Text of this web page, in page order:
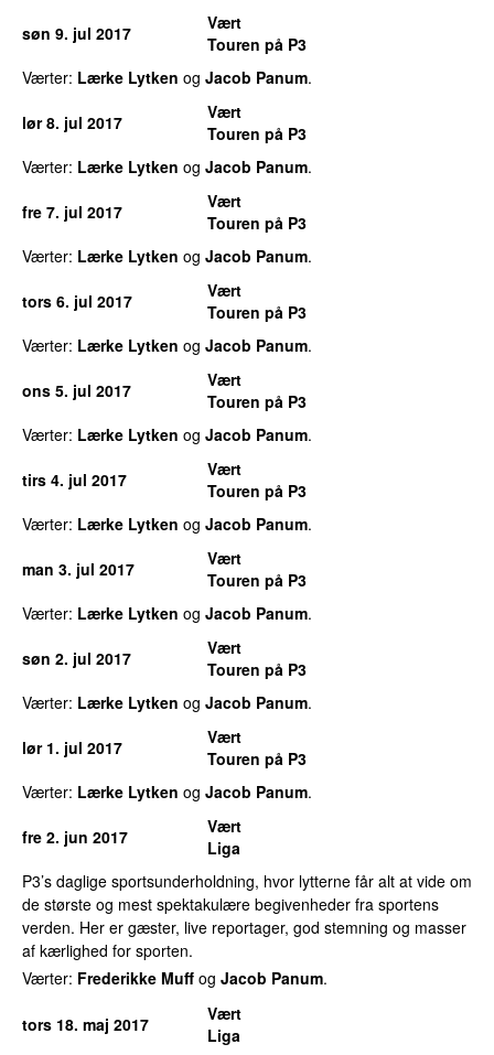
søn 9. jul 2017
Vært
Touren på P3
Værter: Lærke Lytken og Jacob Panum.
lør 8. jul 2017
Vært
Touren på P3
Værter: Lærke Lytken og Jacob Panum.
fre 7. jul 2017
Vært
Touren på P3
Værter: Lærke Lytken og Jacob Panum.
tors 6. jul 2017
Vært
Touren på P3
Værter: Lærke Lytken og Jacob Panum.
ons 5. jul 2017
Vært
Touren på P3
Værter: Lærke Lytken og Jacob Panum.
tirs 4. jul 2017
Vært
Touren på P3
Værter: Lærke Lytken og Jacob Panum.
man 3. jul 2017
Vært
Touren på P3
Værter: Lærke Lytken og Jacob Panum.
søn 2. jul 2017
Vært
Touren på P3
Værter: Lærke Lytken og Jacob Panum.
lør 1. jul 2017
Vært
Touren på P3
Værter: Lærke Lytken og Jacob Panum.
fre 2. jun 2017
Vært
Liga
P3’s daglige sportsunderholdning, hvor lytterne får alt at vide om
de største og mest spektakulære begivenheder fra sportens
verden. Her er gæster, live reportager, god stemning og masser
af kærlighed for sporten.
Værter: Frederikke Muff og Jacob Panum.
tors 18. maj 2017
Vært
Liga